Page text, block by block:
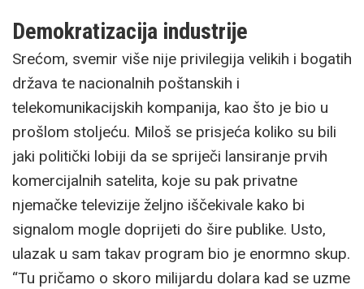
Demokratizacija industrije
Srećom, svemir više nije privilegija velikih i bogatih
država te nacionalnih poštanskih i
telekomunikacijskih kompanija, kao što je bio u
prošlom stoljeću. Miloš se prisjeća koliko su bili
jaki politički lobiji da se spriječi lansiranje prvih
komercijalnih satelita, koje su pak privatne
njemačke televizije željno iščekivale kako bi
signalom mogle doprijeti do šire publike. Usto,
ulazak u sam takav program bio je enormno skup.
“Tu pričamo o skoro milijardu dolara kad se uzme